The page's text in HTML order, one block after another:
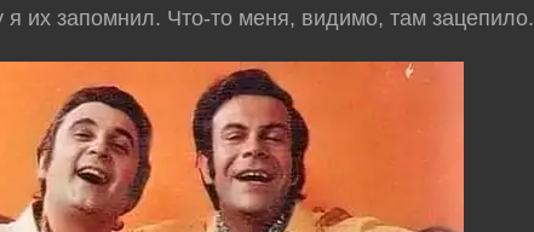
их запомнил. Что-то меня, видимо, там зацепило.